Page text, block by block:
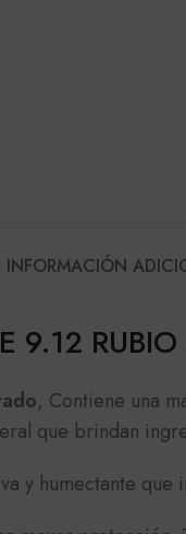
INFORMACIÓN
9.12
, Contiene una
que brindan
y humectante